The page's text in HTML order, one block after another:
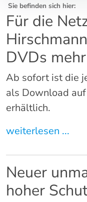
Sie befinden sich hier:
Für die
DVDs
Ab sofort ist die
als Download
erhältlich.
weiterlesen ...
Neuer
hoher